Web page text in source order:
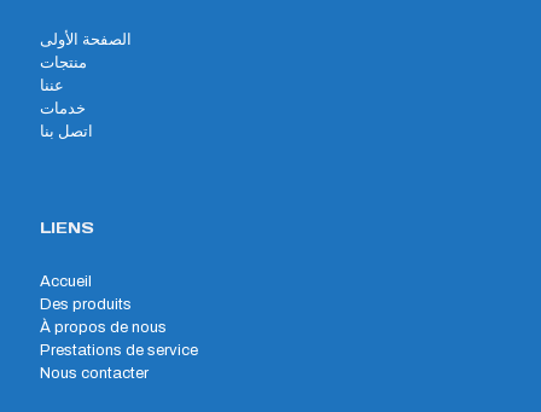
الصفحة الأولى
منتجات
عننا
خدمات
اتصل بنا
LIENS
Accueil
Des produits
À propos de nous
Prestations de service
Nous contacter